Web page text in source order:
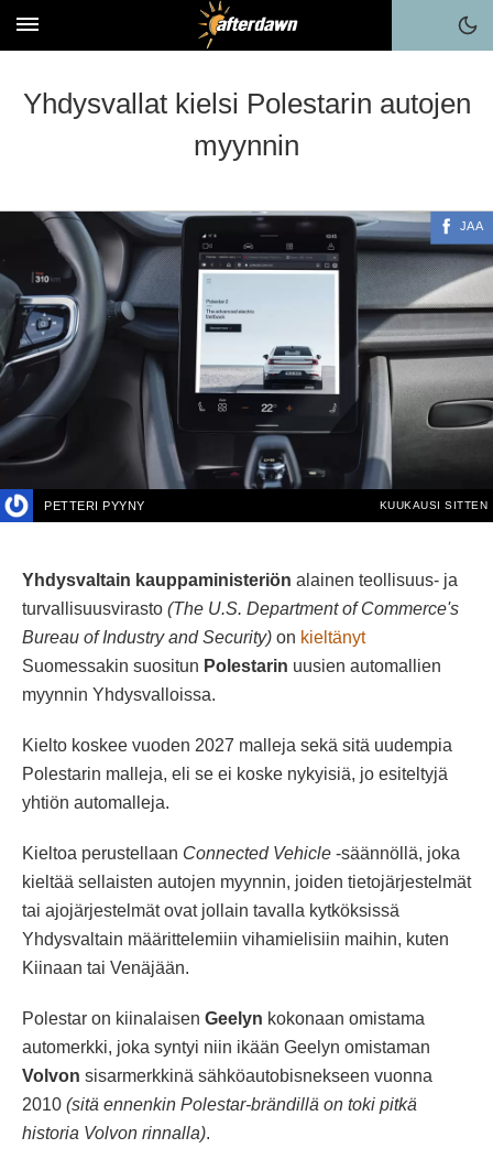
Yhdysvallat kielsi Polestarin autojen
myynnin
JAA
PETTERI PYYNY KUUKAUSI SITTEN
Yhdysvaltain kauppaministeriön alainen teollisuus- ja
turvallisuusvirasto (The U.S. Department of Commerce's
Bureau of Industry and Security) on kieltänyt
Suomessakin suositun Polestarin uusien automallien
myynnin Yhdysvalloissa.
Kielto koskee vuoden 2027 malleja sekä sitä uudempia
Polestarin malleja, eli se ei koske nykyisiä, jo esiteltyjä
yhtiön automalleja.
Kieltoa perustellaan Connected Vehicle -säännöllä, joka
kieltää sellaisten autojen myynnin, joiden tietojärjestelmät
tai ajojärjestelmät ovat jollain tavalla kytköksissä
Yhdysvaltain määrittelemiin vihamielisiin maihin, kuten
Kiinaan tai Venäjään.
Polestar on kiinalaisen Geelyn kokonaan omistama
automerkki, joka syntyi niin ikään Geelyn omistaman
Volvon sisarmerkkinä sähköautobisnekseen vuonna
2010 (sitä ennenkin Polestar-brändillä on toki pitkä
historia Volvon rinnalla).